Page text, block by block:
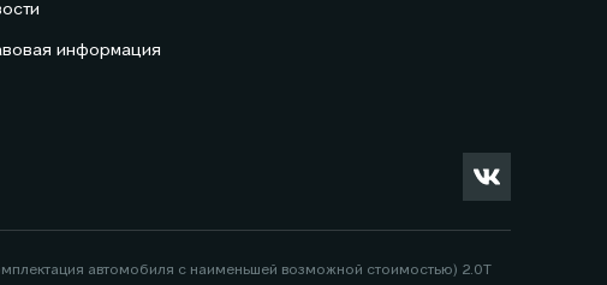
информация
автомобиля с наименьшей возможной стоимостью) 2.0Т